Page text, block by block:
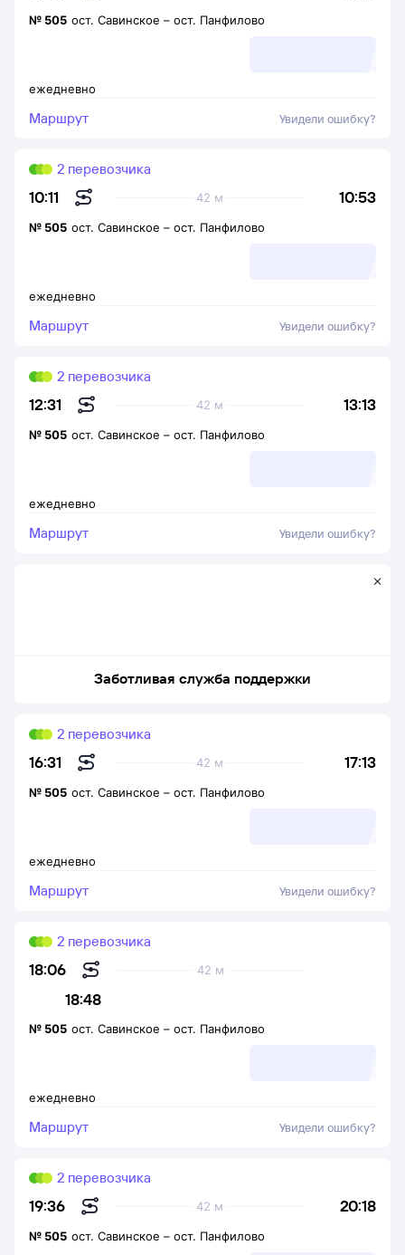
ежедневно
№ 505 ост. Савинское – ост. Панфилово
Маршрут Увидели ошибку?
10:11 10:53
42 м
2 перевозчика
ежедневно
№ 505 ост. Савинское – ост. Панфилово
Маршрут Увидели ошибку?
12:31 13:13
42 м
2 перевозчика
ежедневно
№ 505 ост. Савинское – ост. Панфилово
Маршрут Увидели ошибку?
Заботливая служба поддержки
16:31 17:13
42 м
2 перевозчика
ежедневно
№ 505 ост. Савинское – ост. Панфилово
Маршрут Увидели ошибку?
18:06
18:48
42 м
2 перевозчика
ежедневно
№ 505 ост. Савинское – ост. Панфилово
Маршрут Увидели ошибку?
19:36 20:18
42 м
2 перевозчика
№ 505 ост. Савинское – ост. Панфилово